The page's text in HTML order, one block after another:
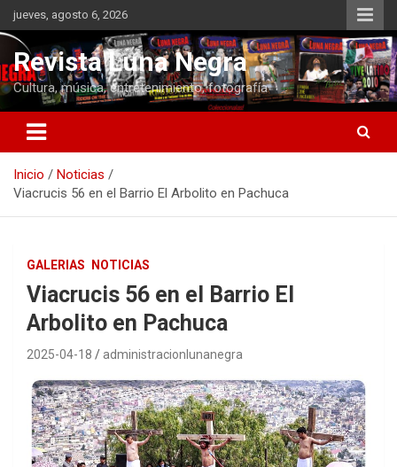
Saltar
al
contenido
jueves, agosto 6, 2026
Revista Luna Negra
Cultura, música, entretenimiento, fotografía
Inicio
Noticias
Viacrucis 56 en el Barrio El Arbolito en Pachuca
GALERIAS NOTICIAS
Viacrucis 56 en el Barrio El
Arbolito en Pachuca
2025-04-18 administracionlunanegra